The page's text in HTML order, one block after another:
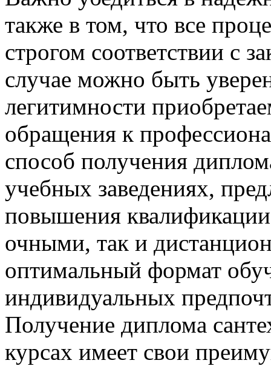
также в том, что все
строгом соответствии с
случае можно быть
легитимности
обращения к
способ получения
учебных заведениях,
повышения
очными, так и
оптимальный формат
индивидуальных
Получение диплома
курсах имеет свои